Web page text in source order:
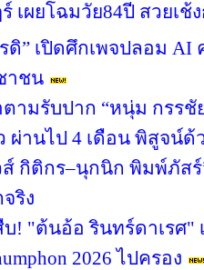
เผยโฉมวัย84ปี สวยเ
ดิ” เปิดศึกเพจปลอม
าชน
ตามรับปาก “หนุ่ม กรร
ผ่านไป 4 เดือน พิสูจน์ด้
กิติกร–นุกนิก พิมพ์ภัสร์
ริง
! "ต้นอ้อ รินทร์ดาเรศ"
2026 ไปครอง